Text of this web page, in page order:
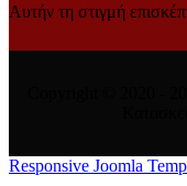
Αυτήν τη στιγμή
Responsive Joomla